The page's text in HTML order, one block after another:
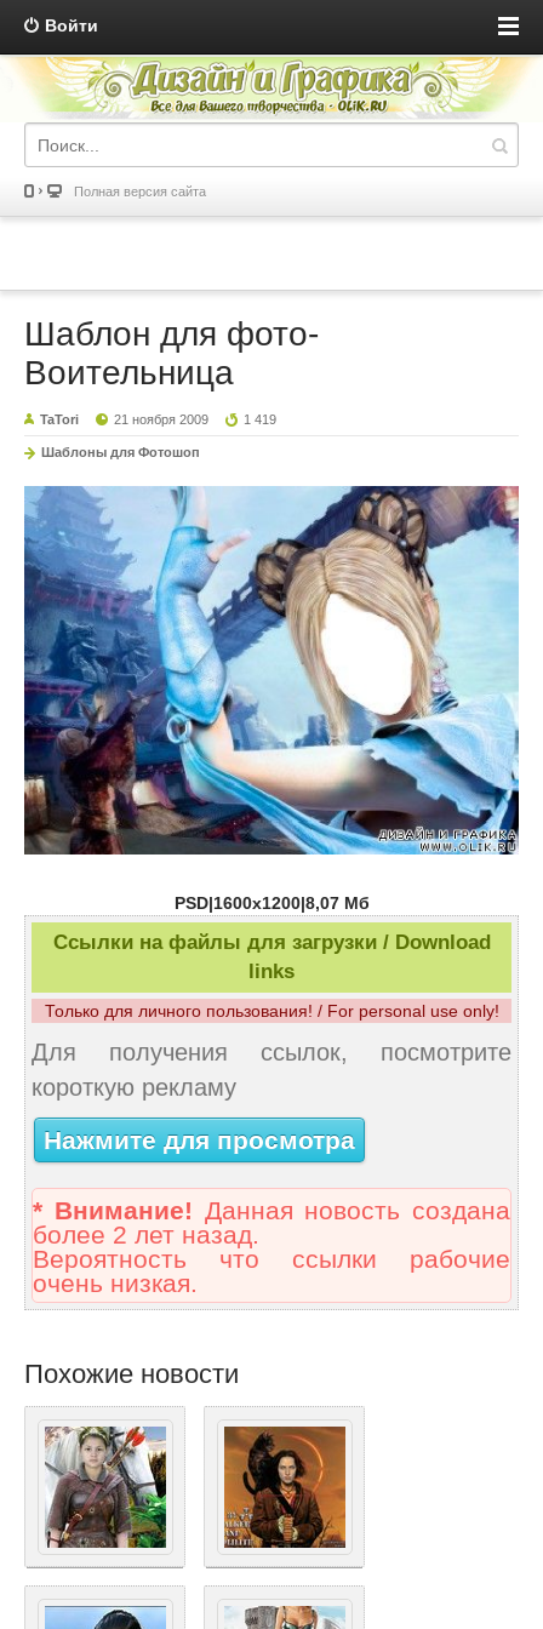
Войти
Полная версия сайта
Шаблон для фото-
Воительница
TaTori 21 ноября 2009 1 419
Шаблоны для Фотошоп
PSD|1600х1200|8,07 Мб
Ссылки на файлы для загрузки / Download
links
Только для личного пользования! / For personal use only!
Для получения ссылок, посмотрите
короткую рекламу
Нажмите для просмотра
* Внимание! Данная новость создана
более 2 лет назад.
Вероятность что ссылки рабочие
очень низкая.
Похожие новости